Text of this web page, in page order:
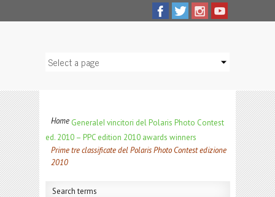
Home GeneraleI vincitori del Polaris Photo Contest
ed. 2010 – PPC edition 2010 awards winners
Prime tre classificate del Polaris Photo Contest edizione
2010